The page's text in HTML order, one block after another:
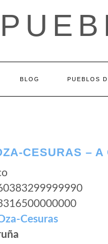
BLOG PUEBLOS
CESURAS – A
Cesuras